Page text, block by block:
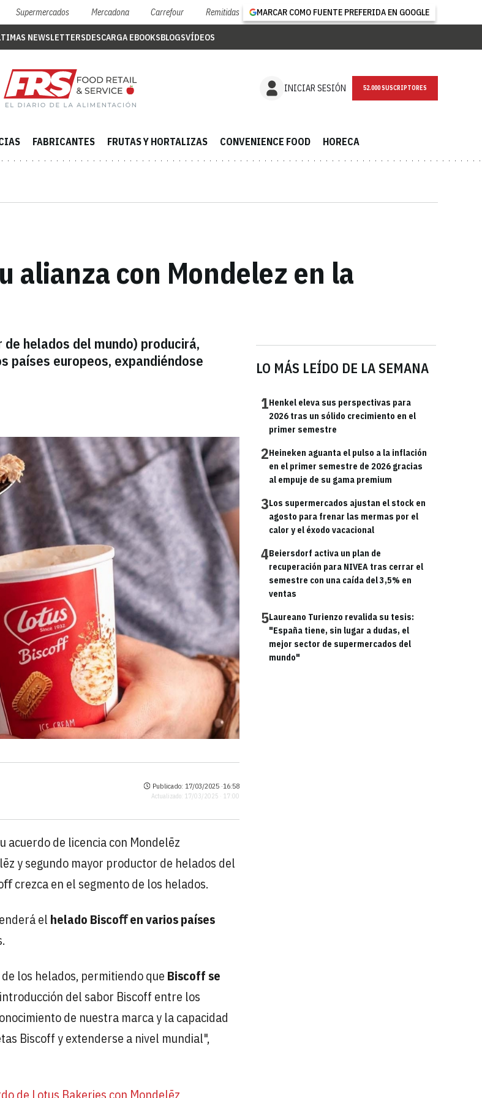
Supermercados Mercadona Carrefour Remitidas MARCAR COMO FUENTE PREFERIDA EN GOOGLE
NEWSLETTERSDESCARGA EBOOKSBLOGSVÍDEOS
INICIAR SESIÓN NEWSLETTER
FABRICANTES FRUTAS Y HORTALIZAS CONVENIENCE FOOD HORECA
alianza con Mondelez en la
helados del mundo) producirá,
países europeos, expandiéndose
LO MÁS LEÍDO DE LA SEMANA
1Henkel eleva sus perspectivas para
2026 tras un sólido crecimiento en el
primer semestre
2Heineken aguanta el pulso a la inflación
en el primer semestre de 2026 gracias
al empuje de su gama premium
3Los supermercados ajustan el stock en
agosto para frenar las mermas por el
calor y el éxodo vacacional
4Beiersdorf activa un plan de
recuperación para NIVEA tras cerrar el
semestre con una caída del 3,5% en
ventas
5Laureano Turienzo revalida su tesis:
"España tiene, sin lugar a dudas, el
mejor sector de supermercados del
mundo"
Publicado: 17/03/2025 ·16:58
Actualizado: 17/03/2025 · 17:00
acuerdo de licencia con Mondelēz
y segundo mayor productor de helados del
crezca en el segmento de los helados.
el helado Biscoﬀ en varios países
los helados, permitiendo que Biscoff se
del sabor Biscoff entre los
de nuestra marca y la capacidad
Biscoff y extenderse a nivel mundial",
de Lotus Bakeries con Mondelēz